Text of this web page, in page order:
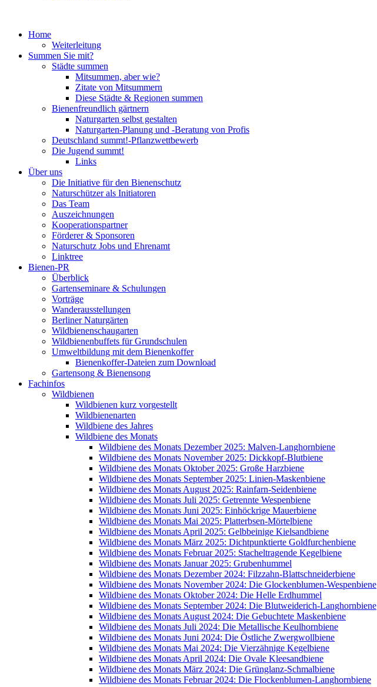
Home
Weiterleitung
Summen Sie mit?
Städte summen
Mitsummen, aber wie?
Zitate von Mitsummern
Diese Städte & Regionen summen
Bienenfreundlich gärtnern
Naturgarten selbst gestalten
Naturgarten-Planung und -Beratung von Profis
Deutschland summt!-Pflanzwettbewerb
Die Jugend summt!
Links
Über uns
Die Initiative für den Bienenschutz
Naturschützer als Initiatoren
Das Team
Auszeichnungen
Kooperationspartner
Förderer & Sponsoren
Naturschutz Jobs und Ehrenamt
Linktree
Bienen-PR
Überblick
Gartenseminare & Schulungen
Vorträge
Wanderausstellungen
Berliner Naturgärten
Wildbienenschaugarten
Wildbienenbuffets für Grundschulen
Umweltbildung mit dem Bienenkoffer
Bienenkoffer-Dateien zum Download
Gartensong & Bienensong
Fachinfos
Wildbienen
Wildbienen kurz vorgestellt
Wildbienenarten
Wildbiene des Jahres
Wildbiene des Monats
Wildbiene des Monats Dezember 2025: Malven-Langhornbiene
Wildbiene des Monats November 2025: Dickkopf-Blutbiene
Wildbiene des Monats Oktober 2025: Große Harzbiene
Wildbiene des Monats September 2025: Linien-Maskenbiene
Wildbiene des Monats August 2025: Rainfarn-Seidenbiene
Wildbiene des Monats Juli 2025: Getrennte Wespenbiene
Wildbiene des Monats Juni 2025: Einhöckrige Mauerbiene
Wildbiene des Monats Mai 2025: Platterbsen-Mörtelbiene
Wildbiene des Monats April 2025: Gelbbeinige Kielsandbiene
Wildbiene des Monats März 2025: Dichtpunktierte Goldfurchenbiene
Wildbiene des Monats Februar 2025: Stacheltragende Kegelbiene
Wildbiene des Monats Januar 2025: Grubenhummel
Wildbiene des Monats Dezember 2024: Filzzahn-Blattschneiderbiene
Wildbiene des Monats November 2024: Die Glockenblumen-Wespenbiene
Wildbiene des Monats Oktober 2024: Die Helle Erdhummel
Wildbiene des Monats September 2024: Die Blutweiderich-Langhornbiene
Wildbiene des Monats August 2024: Die Gebuchtete Maskenbiene
Wildbiene des Monats Juli 2024: Die Metallische Keulhornbiene
Wildbiene des Monats Juni 2024: Die Östliche Zwergwollbiene
Wildbiene des Monats Mai 2024: Die Vierzähnige Kegelbiene
Wildbiene des Monats April 2024: Die Ovale Kleesandbiene
Wildbiene des Monats März 2024: Die Grünglanz-Schmalbiene
Wildbiene des Monats Februar 2024: Die Flockenblumen-Langhornbiene